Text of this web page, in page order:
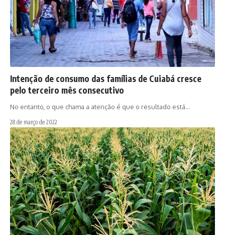
Intenção de consumo das famílias de Cuiabá cresce
pelo terceiro mês consecutivo
No entanto, o que chama a atenção é que o resultado está…
28 de março de 2022